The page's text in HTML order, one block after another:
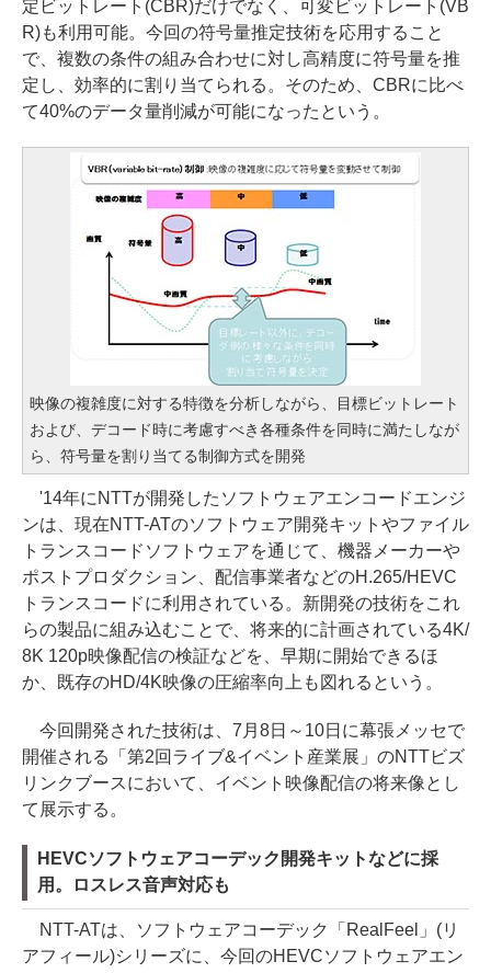
定ビットレート(CBR)だけでなく、可変ビットレート(VB
R)も利用可能。今回の符号量推定技術を応用すること
で、複数の条件の組み合わせに対し高精度に符号量を推
定し、効率的に割り当てられる。そのため、CBRに比べ
て40%のデータ量削減が可能になったという。
映像の複雑度に対する特徴を分析しながら、目標ビットレート
および、デコード時に考慮すべき各種条件を同時に満たしなが
ら、符号量を割り当てる制御方式を開発
'14年にNTTが開発したソフトウェアエンコードエンジ
ンは、現在NTT-ATのソフトウェア開発キットやファイル
トランスコードソフトウェアを通じて、機器メーカーや
ポストプロダクション、配信事業者などのH.265/HEVC
トランスコードに利用されている。新開発の技術をこれ
らの製品に組み込むことで、将来的に計画されている4K/
8K 120p映像配信の検証などを、早期に開始できるほ
か、既存のHD/4K映像の圧縮率向上も図れるという。
今回開発された技術は、7月8日～10日に幕張メッセで
開催される「第2回ライブ&イベント産業展」のNTTビズ
リンクブースにおいて、イベント映像配信の将来像とし
て展示する。
HEVCソフトウェアコーデック開発キットなどに採
用。ロスレス音声対応も
NTT-ATは、ソフトウェアコーデック「RealFeel」(リ
アフィール)シリーズに、今回のHEVCソフトウェアエン